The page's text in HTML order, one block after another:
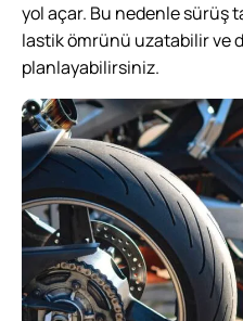
yol açar. Bu nedenle sürüş
lastik ömrünü uzatabilir ve
planlayabilirsiniz.